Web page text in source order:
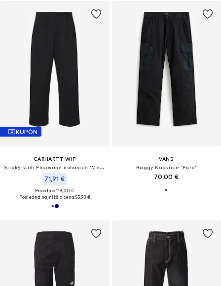
KUPÓN
CARHARTT WIP
Široký strih Plisované nohavice 'Merrick'
71,91 €
Pôvodne: 119,00 €
Posledná najnižšia cena:55,93 €
VANS
Baggy Kapsáče 'Para'
70,00 €